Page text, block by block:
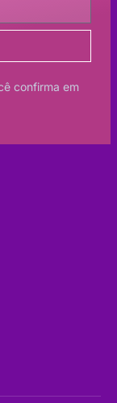
confirma em